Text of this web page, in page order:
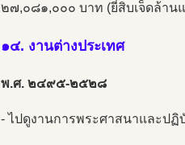
๒๗,๐๘๑,๐๐๐ บาท (ยี่สิบเจ็ดล้า
๑๔. งานต่างประเทศ
พ.ศ. ๒๔๙๕-๒๕๒๘
- ไปดูงานการพระศาสนาและป